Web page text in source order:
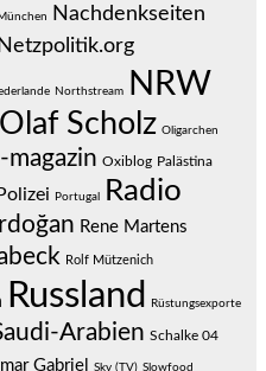
Nachdenkseiten
Netzpolitik.org
Northstream NRW
Olaf Scholz Oligarchen
Oxiblog Palästina
Portugal Radio
Rene Martens
Rolf Mützenich
Russland Rüstungsexporte
Arabien Schalke 04
Gabriel Sky (TV) Slowfood